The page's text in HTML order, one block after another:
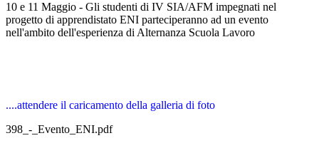
10 e 11 Maggio - Gli studenti di IV SIA/AFM impegnati nel
progetto di apprendistato ENI parteciperanno ad un evento
nell'ambito dell'esperienza di Alternanza Scuola Lavoro
....attendere il caricamento della galleria di foto
398_-_Evento_ENI.pdf